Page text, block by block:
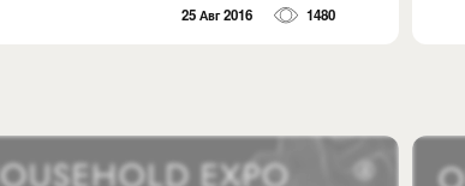
25 Авг 2016 1480